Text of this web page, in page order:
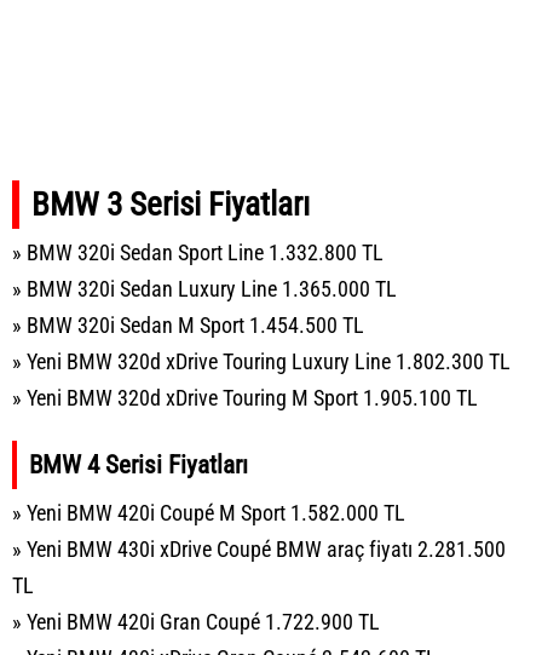
BMW 3 Serisi Fiyatları
» BMW 320i Sedan Sport Line 1.332.800 TL
» BMW 320i Sedan Luxury Line 1.365.000 TL
» BMW 320i Sedan M Sport 1.454.500 TL
» Yeni BMW 320d xDrive Touring Luxury Line 1.802.300 TL
» Yeni BMW 320d xDrive Touring M Sport 1.905.100 TL
BMW 4 Serisi Fiyatları
» Yeni BMW 420i Coupé M Sport 1.582.000 TL
» Yeni BMW 430i xDrive Coupé BMW araç fiyatı 2.281.500
TL
» Yeni BMW 420i Gran Coupé 1.722.900 TL